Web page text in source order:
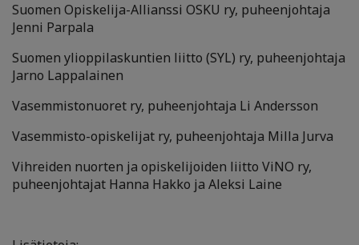
Suomen Opiskelija-Allianssi OSKU ry, puheenjohtaja
Jenni Parpala
Suomen ylioppilaskuntien liitto (SYL) ry, puheenjohtaja
Jarno Lappalainen
Vasemmistonuoret ry, puheenjohtaja Li Andersson
Vasemmisto-opiskelijat ry, puheenjohtaja Milla Jurva
Vihreiden nuorten ja opiskelijoiden liitto ViNO ry,
puheenjohtajat Hanna Hakko ja Aleksi Laine